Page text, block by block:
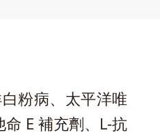
粉病、太平洋唯
E 補充劑、L-抗